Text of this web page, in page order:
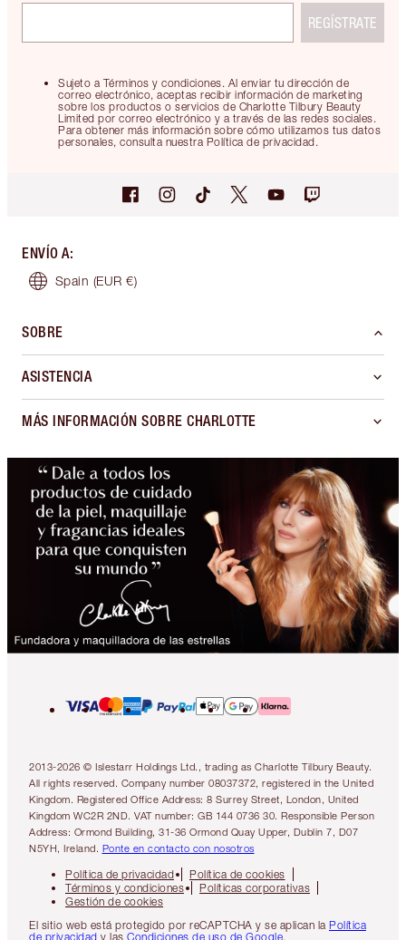
Sujeto a Términos y condiciones. Al enviar tu dirección de
correo electrónico, aceptas recibir información de marketing
sobre los productos o servicios de Charlotte Tilbury Beauty
Limited por correo electrónico y a través de las redes sociales.
Para obtener más información sobre cómo utilizamos tus datos
personales, consulta nuestra Política de privacidad.
REGÍSTRATE
ENVÍO A:
Spain (EUR €)
SOBRE
ASISTENCIA
MÁS INFORMACIÓN SOBRE CHARLOTTE
2013-2026 © Islestarr Holdings Ltd., trading as Charlotte Tilbury Beauty.
All rights reserved. Company number 08037372, registered in the United
Kingdom. Registered Office Address: 8 Surrey Street, London, United
Kingdom WC2R 2ND. VAT number: GB 144 0736 30. Responsible Person
Address: Ormond Building, 31-36 Ormond Quay Upper, Dublin 7, D07
N5YH, Ireland. Ponte en contacto con nosotros
Política de privacidad
Política de cookies
Términos y condiciones
Políticas corporativas
Gestión de cookies
El sitio web está protegido por reCAPTCHA y se aplican la Política
de privacidad y las Condiciones de uso de Google.